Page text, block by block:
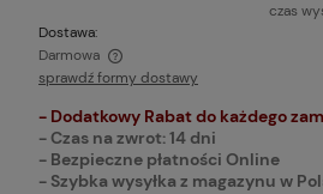
czas
Dostawa:
Darmowa
Cena nie zawiera ewentualnych
sprawdź formy dostawy
- Dodatkowy Rabat do każdego
- Czas na zwrot: 14 dni
- Bezpieczne płatności Online
- Szybka wysyłka z magazynu w